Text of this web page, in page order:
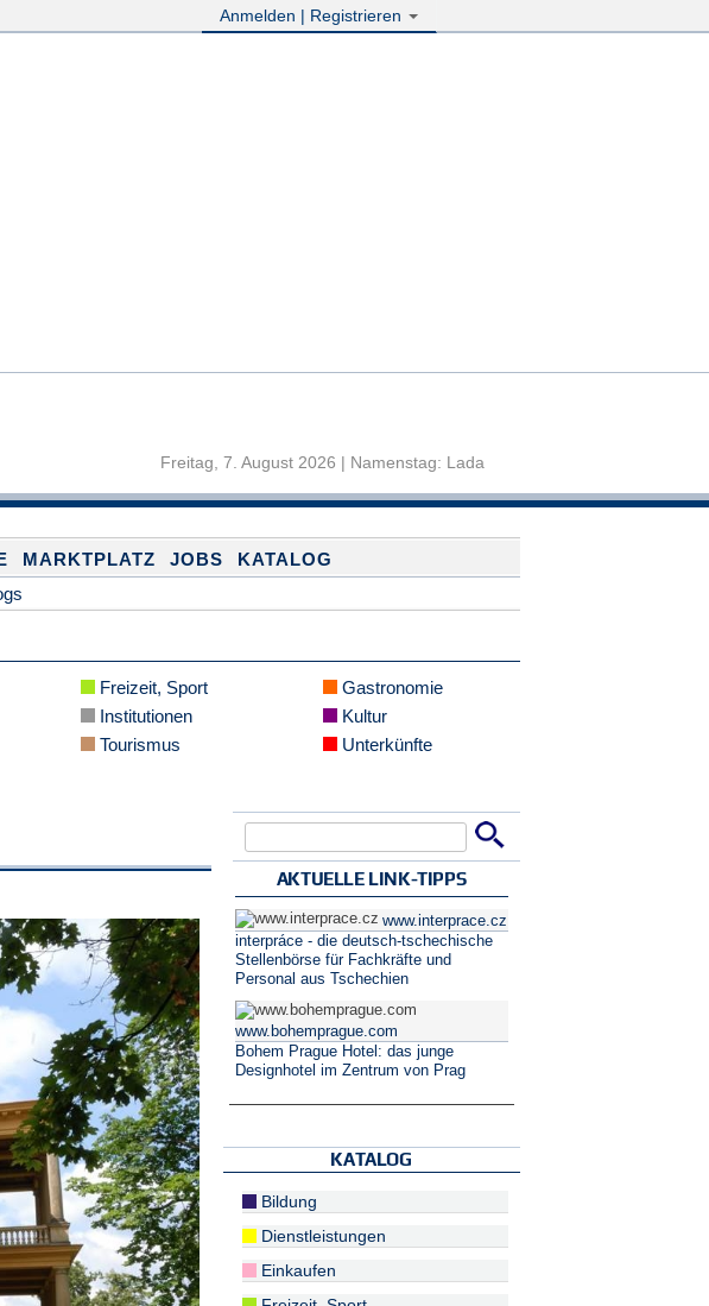
Anmelden | Registrieren
Freitag, 7. August 2026 | Namenstag: Lada
MARKTPLATZ JOBS
KATALOG
Freizeit, Sport
Gastronomie
Institutionen
Kultur
Tourismus
Unterkünfte
AKTUELLE LINK-TIPPS
www.interprace.cz
interpráce - die deutsch-tschechische
Stellenbörse für Fachkräfte und
Personal aus Tschechien
www.bohemprague.com
Bohem Prague Hotel: das junge
Designhotel im Zentrum von Prag
KATALOG
Bildung
Dienstleistungen
Einkaufen